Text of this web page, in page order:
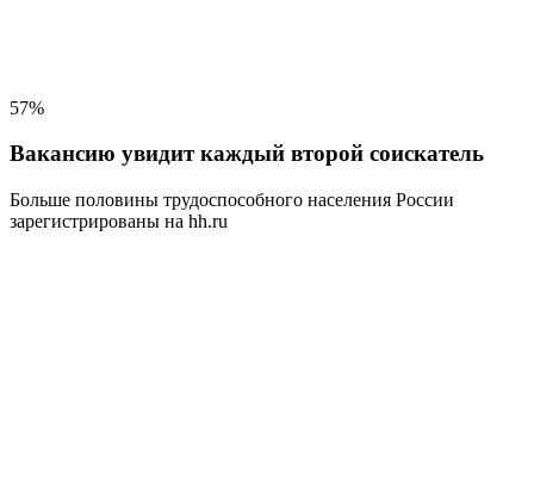
57%
Вакансию увидит каждый второй соискатель
Больше половины трудоспособного населения России
зарегистрированы на hh.ru